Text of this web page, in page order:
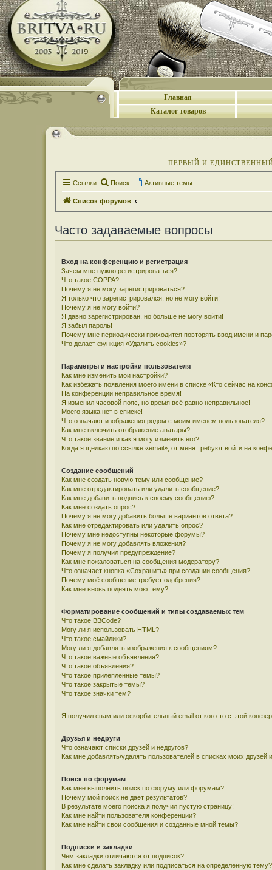
Главная
Каталог товаров
ПЕРВЫЙ И
Ссылки Поиск Активные темы
Список форумов
Часто задаваемые вопросы
Вход на конференцию и регистрация
Зачем мне нужно регистрироваться?
Что такое COPPA?
Почему я не могу зарегистрироваться?
Я только что зарегистрировался, но не могу войти!
Почему я не могу войти?
Я давно зарегистрирован, но больше не могу войти!
Я забыл пароль!
Почему мне периодически приходится повторять ввод имени и
Что делает функция «Удалить cookies»?
Параметры и настройки пользователя
Как мне изменить мои настройки?
Как избежать появления моего имени в списке «Кто сейчас на
На конференции неправильное время!
Я изменил часовой пояс, но время всё равно неправильное!
Моего языка нет в списке!
Что означают изображения рядом с моим именем пользователя?
Как мне включить отображение аватары?
Что такое звание и как я могу изменить его?
Когда я щёлкаю по ссылке «email», от меня требуют войти на
Создание сообщений
Как мне создать новую тему или сообщение?
Как мне отредактировать или удалить сообщение?
Как мне добавить подпись к своему сообщению?
Как мне создать опрос?
Почему я не могу добавить больше вариантов ответа?
Как мне отредактировать или удалить опрос?
Почему мне недоступны некоторые форумы?
Почему я не могу добавлять вложения?
Почему я получил предупреждение?
Как мне пожаловаться на сообщения модератору?
Что означает кнопка «Сохранить» при создании сообщения?
Почему моё сообщение требует одобрения?
Как мне вновь поднять мою тему?
Форматирование сообщений и типы создаваемых тем
Что такое BBCode?
Могу ли я использовать HTML?
Что такое смайлики?
Могу ли я добавлять изображения к сообщениям?
Что такое важные объявления?
Что такое объявления?
Что такое прилепленные темы?
Что такое закрытые темы?
Что такое значки тем?
Я получил спам или оскорбительный email от кого-то с этой
Друзья и недруги
Что означают списки друзей и недругов?
Как мне добавлять/удалять пользователей в списках моих друзей
Поиск по форумам
Как мне выполнить поиск по форуму или форумам?
Почему мой поиск не даёт результатов?
В результате моего поиска я получил пустую страницу!
Как мне найти пользователя конференции?
Как мне найти свои сообщения и созданные мной темы?
Подписки и закладки
Чем закладки отличаются от подписок?
Как мне сделать закладку или подписаться на определённую тему?